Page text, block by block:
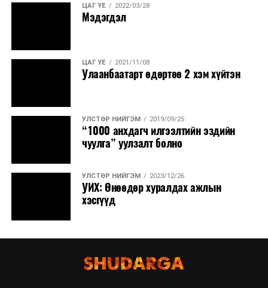
ЦАГ ҮЕ 2022/03/28
Мэдэгдэл
ЦАГ ҮЕ 2021/11/08
Улаанбаатарт өдөртөө 2 хэм хүйтэн
УЛСТӨР НИЙГЭМ 2019/09/25
“1000 анхдагч илгээлтийн эздийн
чуулга” уулзалт болно
УЛСТӨР НИЙГЭМ 2023/12/26
УИХ: Өнөөдөр хуралдах ажлын
хэсгүүд